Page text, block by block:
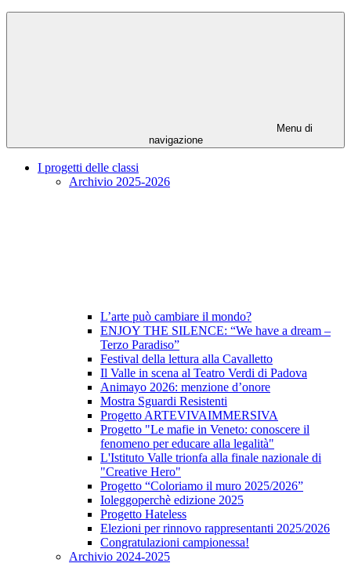
Menu di
navigazione
I progetti delle classi
Archivio 2025-2026
L’arte può cambiare il mondo?
ENJOY THE SILENCE: “We have a dream –
Terzo Paradiso”
Festival della lettura alla Cavalletto
Il Valle in scena al Teatro Verdi di Padova
Animayo 2026: menzione d’onore
Mostra Sguardi Resistenti
Progetto ARTEVIVAIMMERSIVA
Progetto "Le mafie in Veneto: conoscere il
fenomeno per educare alla legalità"
L'Istituto Valle trionfa alla finale nazionale di
"Creative Hero"
Progetto “Coloriamo il muro 2025/2026”
Ioleggoperchè edizione 2025
Progetto Hateless
Elezioni per rinnovo rappresentanti 2025/2026
Congratulazioni campionessa!
Archivio 2024-2025